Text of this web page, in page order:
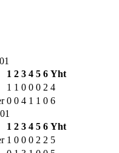
1 2 3 4 5 6 Yht
1 1 0 0 0 2 4
0 0 4 1 1 0 6
1 2 3 4 5 6 Yht
1 0 0 0 2 2 5